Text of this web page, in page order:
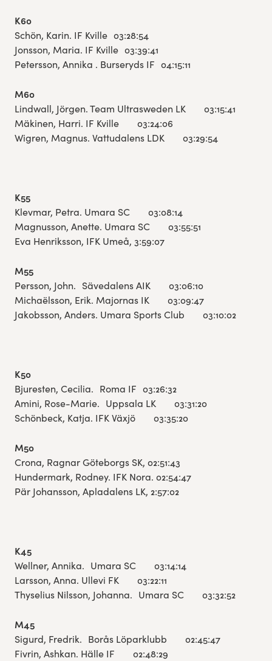
K60
Schön, Karin. IF Kville 03:28:54
Jonsson, Maria. IF Kville 03:39:41
Petersson, Annika . Burseryds IF 04:15:11
M60
Lindwall, Jörgen. Team Ultrasweden LK 03:15:41
Mäkinen, Harri. IF Kville 03:24:06
Wigren, Magnus. Vattudalens LDK 03:29:54
K55
Klevmar, Petra. Umara SC 03:08:14
Magnusson, Anette. Umara SC 03:55:51
Eva Henriksson, IFK Umeå, 3:59:07
M55
Persson, John. Sävedalens AIK 03:06:10
Michaëlsson, Erik. Majornas IK 03:09:47
Jakobsson, Anders. Umara Sports Club 03:10:02
K50
Bjuresten, Cecilia. Roma IF 03:26:32
Amini, Rose-Marie. Uppsala LK 03:31:20
Schönbeck, Katja. IFK Växjö 03:35:20
M50
Crona, Ragnar Göteborgs SK, 02:51:43
Hundermark, Rodney. IFK Nora. 02:54:47
Pär Johansson, Apladalens LK, 2:57:02
K45
Wellner, Annika. Umara SC 03:14:14
Larsson, Anna. Ullevi FK 03:22:11
Thyselius Nilsson, Johanna. Umara SC 03:32:52
M45
Sigurd, Fredrik. Borås Löparklubb 02:45:47
Fivrin, Ashkan. Hälle IF 02:48:29